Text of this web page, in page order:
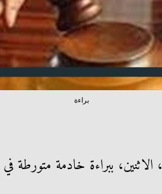
براءة
، الاثنين، ببراءة خادمة متورطة في